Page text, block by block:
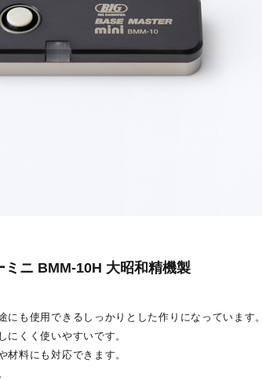
ニ BMM-10H 大昭和精機製
にも使用できるしっかりとした作りになっています
くく使いやすいです。
材料にも対応できます。